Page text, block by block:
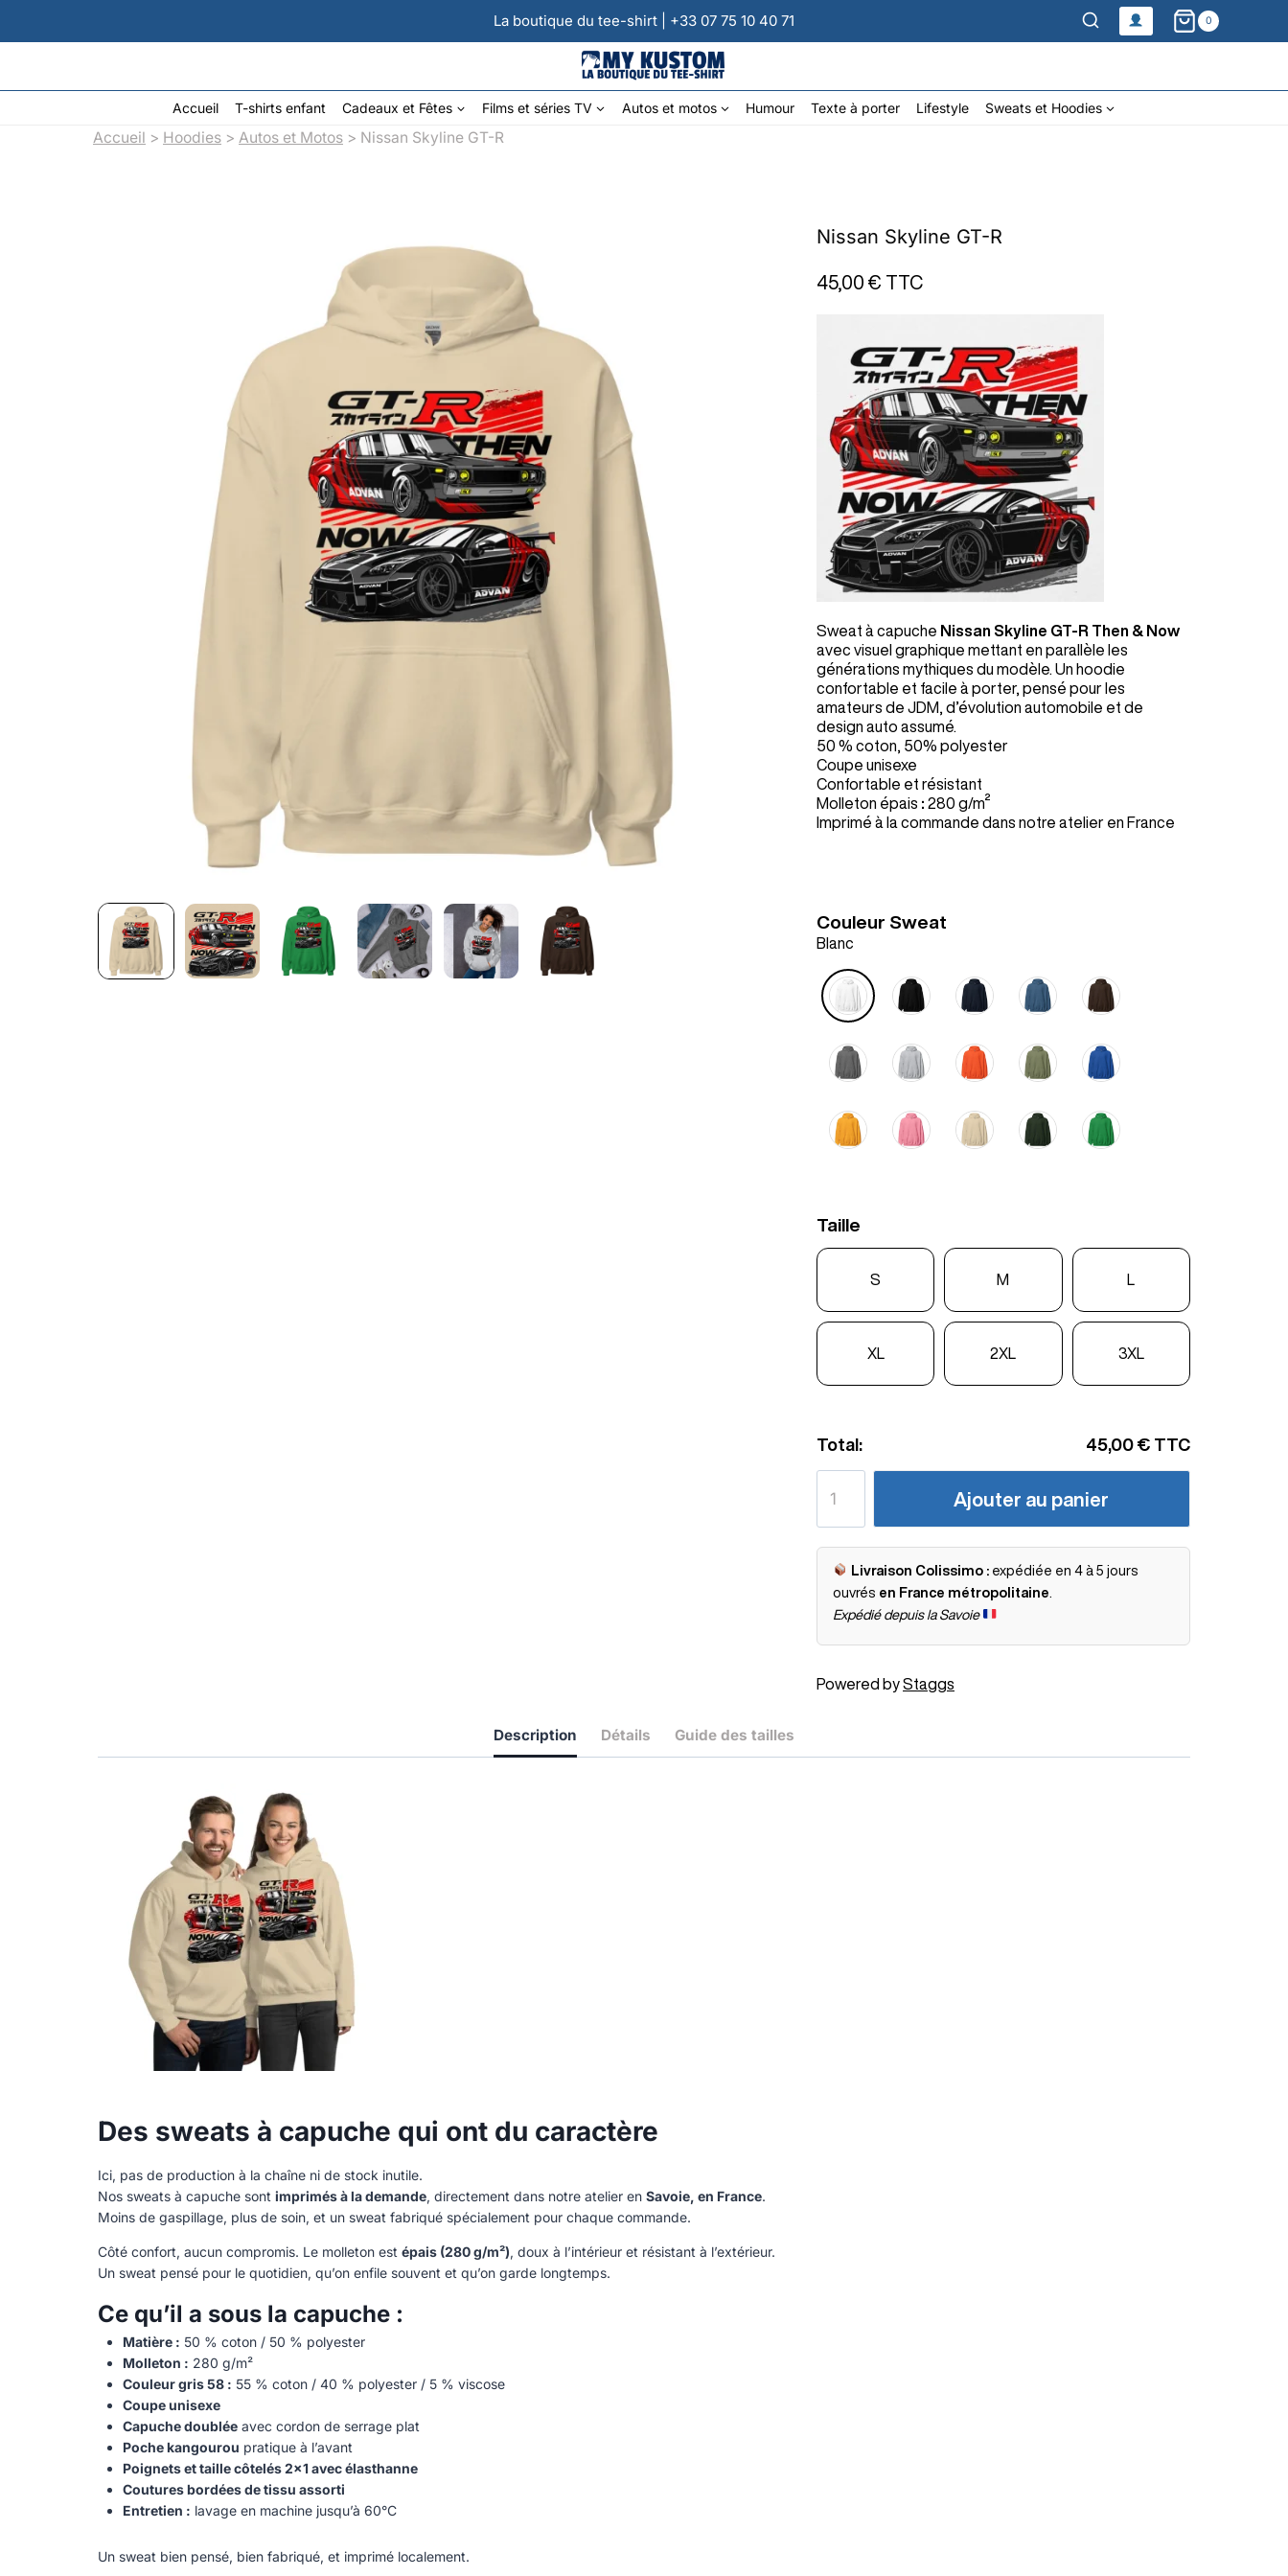
au
La boutique du tee-shirt | +33 07 75 10 40 71 0
Accueil T-shirts enfant Cadeaux et Fêtes Films et séries TV Autos et motos Humour Texte à porter Lifestyle Sweats et Hoodies
Accueil > Hoodies > Autos et Motos > Nissan Skyline GT-R
Nissan Skyline GT-R
45,00 € TTC
Sweat à capuche Nissan Skyline GT-R Then & Now
avec visuel graphique mettant en parallèle les
générations mythiques du modèle. Un hoodie
confortable et facile à porter, pensé pour les
amateurs de JDM, d’évolution automobile et de
design auto assumé.
50 % coton, 50% polyester
Coupe unisexe
Confortable et résistant
Molleton épais : 280 g/m²
Imprimé à la commande dans notre atelier en France
Couleur Sweat
Blanc
Taille
S M
XL 2XL 3XL
Total: 45,00 € TTC
Ajouter au panier
Livraison Colissimo : expédiée en 4 à 5 jours
ouvrés en France métropolitaine
Expédié depuis la Savoie
Powered byStaggs
Description Détails Guide des tailles
Des sweats à capuche qui ont du caractère
Ici, pas de production à la chaîne ni de stock inutile.
Nos sweats à capuche sont imprimés à la demande, directement dans notre atelier en Savoie, en France.
Moins de gaspillage, plus de soin, et un sweat fabriqué spécialement pour chaque commande.
Côté confort, aucun compromis. Le molleton est épais (280 g/m²), doux à l’intérieur et résistant à l’extérieur.
Un sweat pensé pour le quotidien, qu’on enfile souvent et qu’on garde longtemps.
Ce qu’il a sous la capuche :
Matière : 50 % coton / 50 % polyester
Molleton : 280 g/m²
Couleur gris 58 : 55 % coton / 40 % polyester / 5 % viscose
Coupe unisexe
Capuche doubléeavec cordon de serrage plat
Poche kangourou pratique à l’avant
Poignets et taille côtelés 2×1 avec élasthanne
Coutures bordées de tissu assorti
Entretien : lavage en machine jusqu’à 60°C
Un sweat bien pensé, bien fabriqué, et imprimé localement.